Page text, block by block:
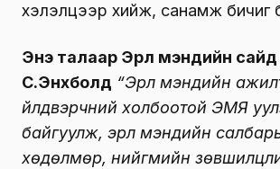
хэлэлцээр хийж, санамж бичиг
Энэ талаар Эрүүл мэндийн сайд
С.Энхболд “Эрүүл мэндийн
үйлдвэрчний холбоотой ЭМЯ
байгуулж, эрүүл мэндийн
хөдөлмөр, нийгмийн